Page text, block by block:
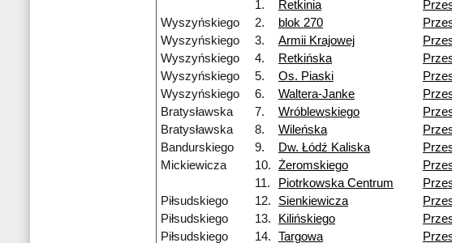
1.
Retkinia
Wyszyńskiego
2. blok 270
Wyszyńskiego
3. Armii Krajowej
Wyszyńskiego
4. Retkińska
Wyszyńskiego
5. Os. Piaski
Wyszyńskiego
6. Waltera-Janke
Bratysławska
7. Wróblewskiego
Bratysławska
8. Wileńska
Bandurskiego
9. Dw. Łódź Kaliska
Mickiewicza
10. Żeromskiego
11.
Piotrkowska Centrum
Piłsudskiego
12. Sienkiewicza
Piłsudskiego
13. Kilińskiego
Piłsudskiego
14. Targowa